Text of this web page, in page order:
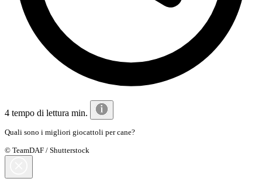
4 tempo di lettura min.
Quali sono i migliori giocattoli per cane?
© TeamDAF / Shutterstock